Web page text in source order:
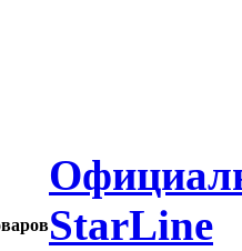
StarLine